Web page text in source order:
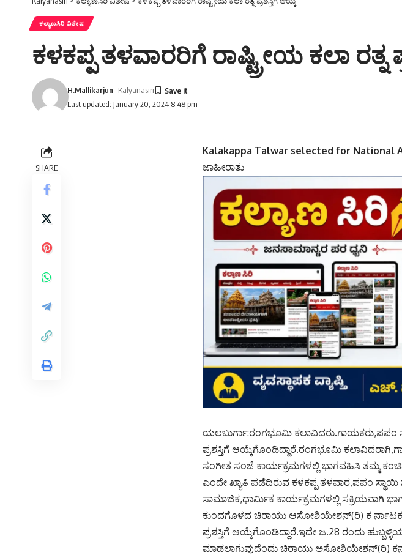
ಕಲ್ಯಾಣಸಿರಿ ವಿಶೇಷ
ಕಳಕಪ್ಪ ತಳವಾರರಿಗೆ ರಾಷ್ಟ್ರೀಯ ಕಲಾ ರತ್ನ
Last updated: January 20, 2024 8:48 pm
H.Mallikarjun- Kalyanasiri
SHARE
Kalakappa Talwar selected for National
ಜಾಹೀರಾತು
ಯಲಬುರ್ಗಾ:ರಂಗಭೂಮಿ ಕಲಾವಿದರು.ಗಾಯಕರು,ಪಪಂ
ಪ್ರಶಸ್ತಿಗೆ ಆಯ್ಕೆಗೊಂಡಿದ್ದಾರೆ.ರಂಗಭೂಮಿ
ಸಂಗೀತ ಸಂಜೆ ಕಾರ್ಯಕ್ರಮಗಳಲ್ಲಿ ಭಾಗವಹಿಸಿ ತಮ್ಮ
ಎಂದೇ ಖ್ಯಾತಿ ಪಡೆದಿರುವ ಕಳಕಪ್ಪ ತಳವಾರ,ಪಪಂ
ಸಾಮಾಜಿಕ,ಧಾರ್ಮಿಕ ಕಾರ್ಯಕ್ರಮಗಳಲ್ಲಿ ಸಕ್ರಿಯವಾಗಿ
ಕುಂದಗೊಳದ ಚಿರಾಯು ಆಸೋಶಿಯೇಶನ್(ರಿ) ಕ ರ್ನಾಟಕ
ಪ್ರಶಸ್ತಿಗೆ ಆಯ್ಕೆಗೊಂಡಿದ್ದಾರೆ.ಇದೇ ಜ.28 ರಂದು
ಮಾಡಲಾಗುವುದೆಂದು ಚಿರಾಯು ಅಸೋಶಿಯೇಶನ್(ರಿ)